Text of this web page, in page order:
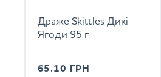
Драже Skittles Дикі
Ягоди 95 г
65.10 ГРН